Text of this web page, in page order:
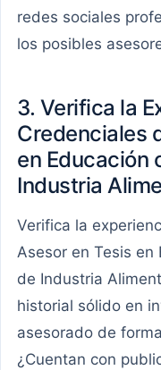
redes sociales
los posibles
3. Verifica la
Credenciales
en Educación
Industria
Verifica la
Asesor en Tesis en
de Industria
historial sólido en
asesorado de
¿Cuentan con